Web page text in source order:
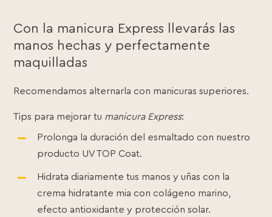
Con la manicura Express llevarás las
manos hechas y perfectamente
maquilladas
Recomendamos alternarla con manicuras superiores.
Tips para mejorar tu manicura Express:
Prolonga la duración del esmaltado con nuestro
producto UV TOP Coat.
Hidrata diariamente tus manos y uñas con la
crema hidratante mia con colágeno marino,
efecto antioxidante y protección solar.